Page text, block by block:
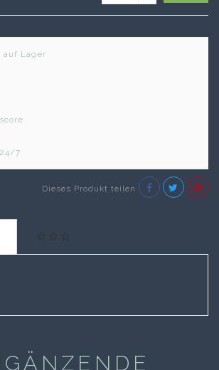
auf Lager
7
Dieses Produkt teilen